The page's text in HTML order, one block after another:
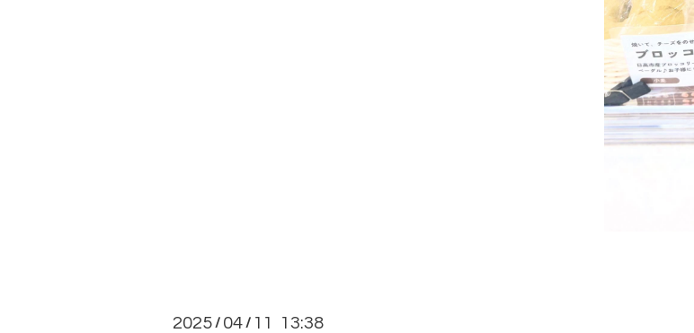
2025 / 04 / 11 13:38